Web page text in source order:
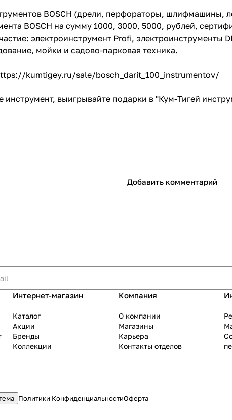
BOSCH (дрели, перфораторы, шлифмашины,
BOSCH на сумму 1000, 3000, 5000, рублей,
электроинструмент Profi, электроинструменты
мойки и садово-парковая техника.
kumtigey.ru/sale/bosch_darit_100_instrumentov/
инструмент, выигрывайте подарки в "Кум-Тигей
Добавить комментарий
Интернет-магазин
Каталог
Акции
Бренды
Коллекции
Компания
О компании
Магазины
Карьера
Контакты отделов
Политики КонфиденциальностиОферта
об оплате Плайтом
25
Остались вопросы?